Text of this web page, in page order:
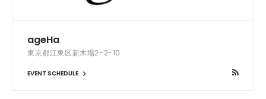
ageHa
東京都江東区新木場2-2-10
EVENT SCHEDULE